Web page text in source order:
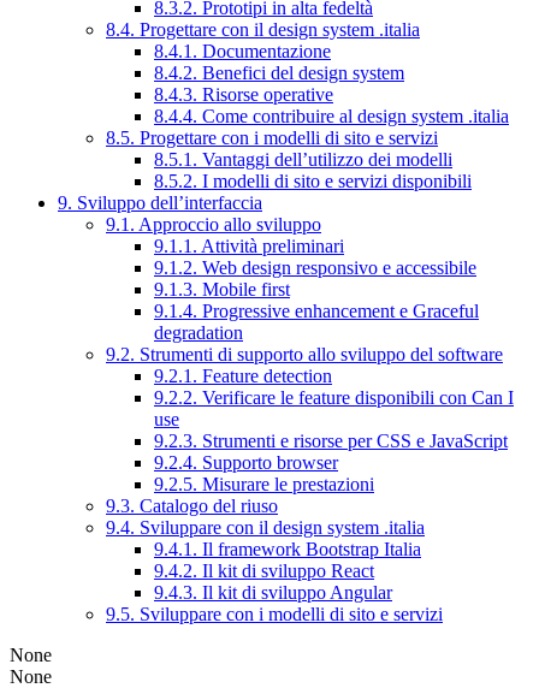
8.3.2. Prototipi in alta fedeltà
8.4. Progettare con il design system .italia
8.4.1. Documentazione
8.4.2. Benefici del design system
8.4.3. Risorse operative
8.4.4. Come contribuire al design system .italia
8.5. Progettare con i modelli di sito e servizi
8.5.1. Vantaggi dell’utilizzo dei modelli
8.5.2. I modelli di sito e servizi disponibili
9. Sviluppo dell’interfaccia
9.1. Approccio allo sviluppo
9.1.1. Attività preliminari
9.1.2. Web design responsivo e accessibile
9.1.3. Mobile first
9.1.4. Progressive enhancement e Graceful
degradation
9.2. Strumenti di supporto allo sviluppo del software
9.2.1. Feature detection
9.2.2. Verificare le feature disponibili con Can I
use
9.2.3. Strumenti e risorse per CSS e JavaScript
9.2.4. Supporto browser
9.2.5. Misurare le prestazioni
9.3. Catalogo del riuso
9.4. Sviluppare con il design system .italia
9.4.1. Il framework Bootstrap Italia
9.4.2. Il kit di sviluppo React
9.4.3. Il kit di sviluppo Angular
9.5. Sviluppare con i modelli di sito e servizi
None
None